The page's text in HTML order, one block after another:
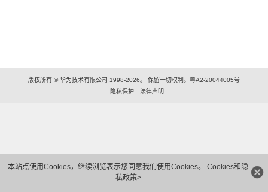
本站点使用Cookies，继续浏览表示您同意我们使用Cookies。 Cookies和隐
私政策>
版权所有 © 华为技术有限公司 1998-2026。 保留一切权利。粤A2-20044005号
隐私保护
法律声明